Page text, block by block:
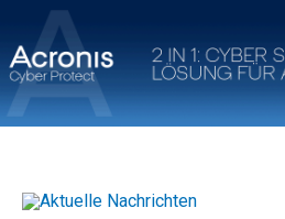
Inhalt
springen